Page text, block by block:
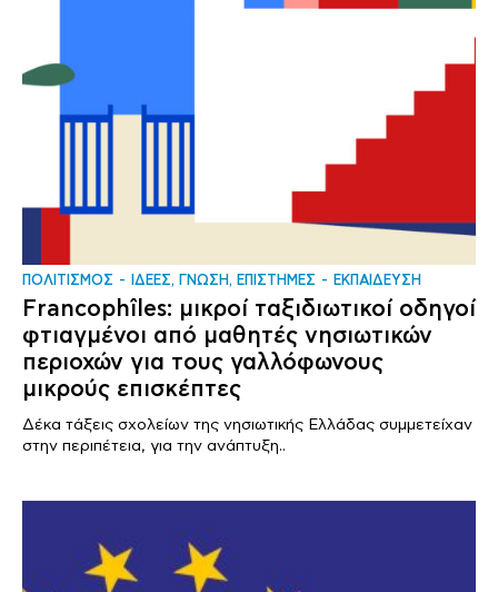
ΠΟΛΙΤΙΣΜΟΣ ΙΔΕΕΣ, ΓΝΩΣΗ, ΕΠΙΣΤΗΜΕΣ ΕΚΠΑΙΔΕΥΣΗ
Francophîles: μικροί ταξιδιωτικοί οδηγοί
φτιαγμένοι από μαθητές νησιωτικών
περιοχών για τους γαλλόφωνους
μικρούς επισκέπτες
Δέκα τάξεις σχολείων της νησιωτικής Ελλάδας συμμετείχαν
στην περιπέτεια, για την ανάπτυξη..